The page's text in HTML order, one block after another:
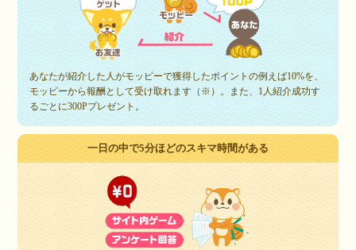
あなたが紹介した人がモッピーで獲得したポイントの例えば10%を、
モッピーから報酬として受け取れます（※）。また、1人紹介成功す
るごとに300Pプレゼント。
一日の中で5分ほどのスキマ時間がある